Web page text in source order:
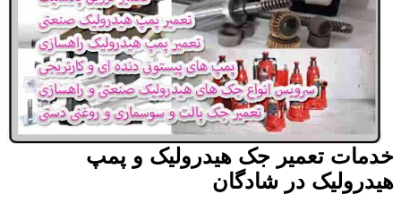
خدمات تعمیر جک هیدرولیک و پمپ
هیدرولیک در شادگان